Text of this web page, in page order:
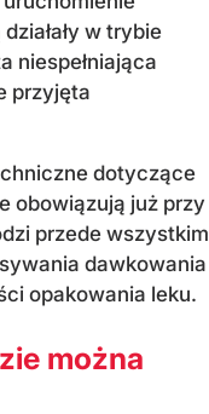
w trybie
niespełniająca
przyjęta
dotyczące
obowiązują już przy
przede wszystkim
dawkowania
opakowania leku.
można